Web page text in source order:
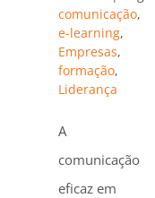
comunicação,
e-learning,
Empresas,
formação,
Liderança
A
comunicação
eficaz em